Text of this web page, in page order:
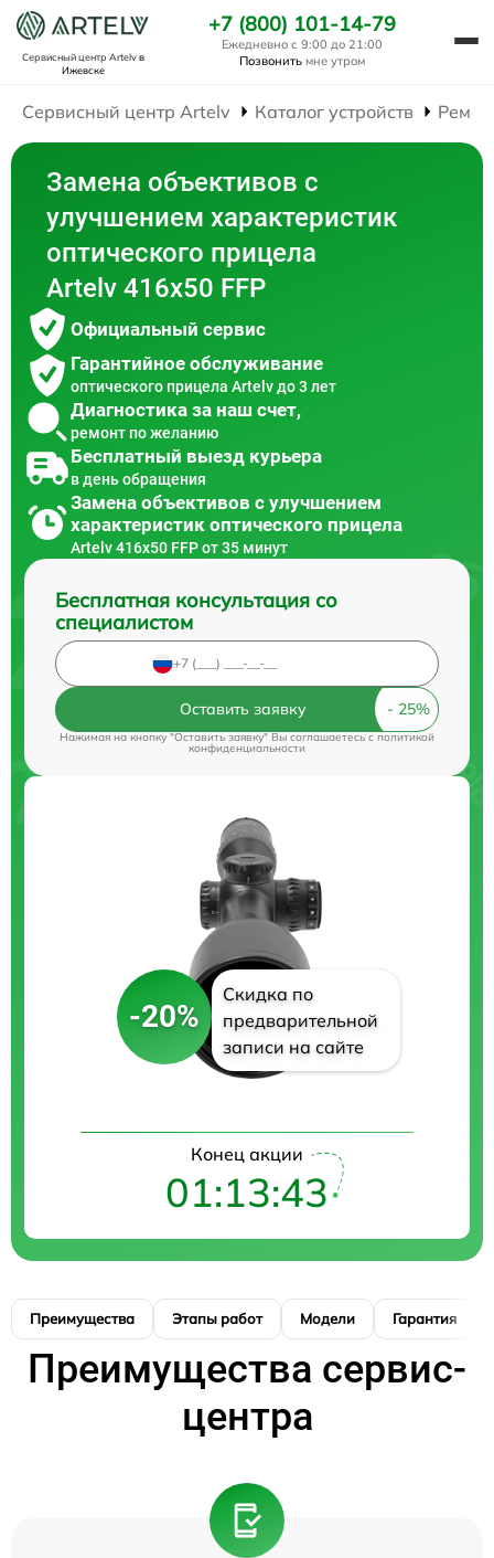
Сервисный центр Artelvв
Ижевске
+7 (800) 101-14-79
Ежедневно с 9:00 до 21:00
Позвонить мне утром
Сервисный центр Artelv Каталог устройств
Замена объективов с
улучшением характеристик
оптического прицела
Artelv 416x50 FFP
Официальный сервис
Гарантийное обслуживание
оптического прицела Artelv до 3 лет
Диагностика за наш счет,
ремонт по желанию
Бесплатный выезд курьера
в день обращения
Замена объективов с улучшением
характеристик оптического прицела
Artelv 416x50 FFP от 35 минут
Бесплатная консультация со
специалистом
Оставить заявку
Нажимая на кнопку "Оставить заявку" Вы соглашаетесь cполитикой
конфиденциальности
-20%
Скидка по
предварительной
записи на сайте
Конец акции
01:13:42
Преимущества Этапы работ Модели Гарантия
Преимущества сервис-
центра